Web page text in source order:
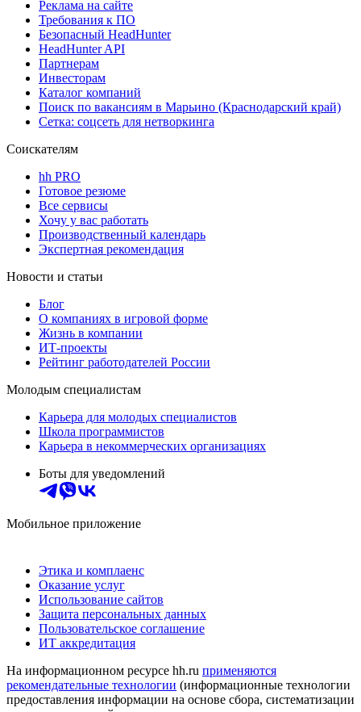
Реклама на сайте
Требования к ПО
Безопасный HeadHunter
HeadHunter API
Партнерам
Инвесторам
Каталог компаний
Поиск по вакансиям в Марьино (Краснодарский край)
Сетка: соцсеть для нетворкинга
Соискателям
hh PRO
Готовое резюме
Все сервисы
Хочу у вас работать
Производственный календарь
Экспертная рекомендация
Новости и статьи
Блог
О компаниях в игровой форме
Жизнь в компании
ИТ-проекты
Рейтинг работодателей России
Молодым специалистам
Карьера для молодых специалистов
Школа программистов
Карьера в некоммерческих организациях
Боты для уведомлений
Мобильное приложение
Этика и комплаенс
Оказание услуг
Использование сайтов
Защита персональных данных
Пользовательское соглашение
ИТ аккредитация
На информационном ресурсе hh.ru применяются
рекомендательные технологии (информационные технологии
предоставления информации на основе сбора, систематизации